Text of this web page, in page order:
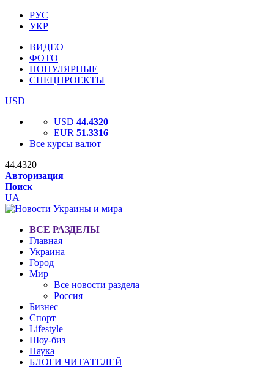
РУС
УКР
ВИДЕО
ФОТО
ПОПУЛЯРНЫЕ
СПЕЦПРОЕКТЫ
USD
USD 44.4320
EUR 51.3316
Все курсы валют
44.4320
Авторизация
Поиск
UA
ВСЕ РАЗДЕЛЫ
Главная
Украина
Город
Мир
Все новости раздела
Россия
Бизнес
Спорт
Lifestyle
Шоу-биз
Наука
БЛОГИ ЧИТАТЕЛЕЙ